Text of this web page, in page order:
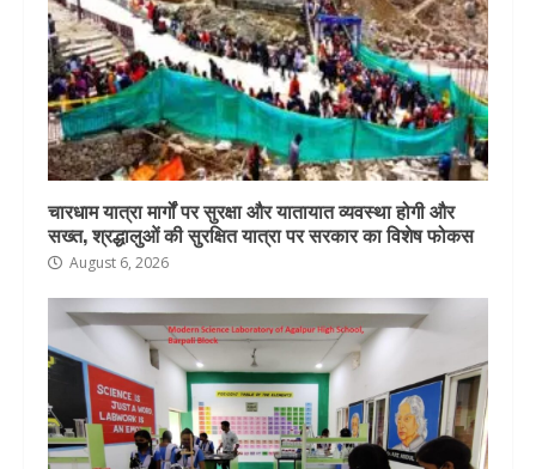
चारधाम यात्रा मार्गों पर सुरक्षा और यातायात व्यवस्था होगी और
सख्त, श्रद्धालुओं की सुरक्षित यात्रा पर सरकार का विशेष फोकस
August 6, 2026